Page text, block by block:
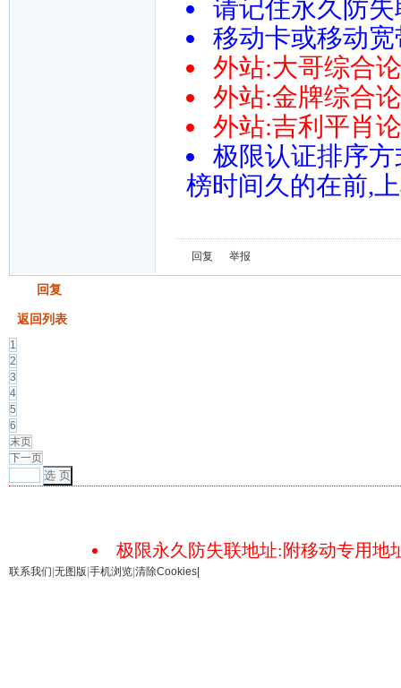
请记住永久防失
移动卡或移动
外站:大哥综合
外站:金牌综合
外站:吉利平肖
极限认证排序
榜时间久的在前,
回复 举报
回复
返回列表
1
2
3
4
5
6
末页
下一页
选 页
极限永久防失联地址:附移动专用地
联系我们 无图版 手机浏览 清除Cookies